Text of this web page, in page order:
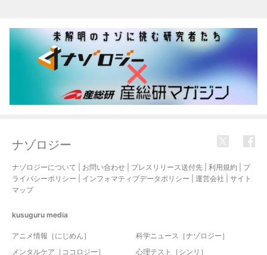
ナゾロジー
ナゾロジーについて お問い合わせ プレスリリース送付先 利用規約
プ
ライバシーポリシー
インフォマティブデータポリシー 運営会社
サイト
マップ
kusuguru media
アニメ情報［にじめん］
科学ニュース［ナゾロジー］
メンタルケア［ココロジー］
心理テスト［シンリ］